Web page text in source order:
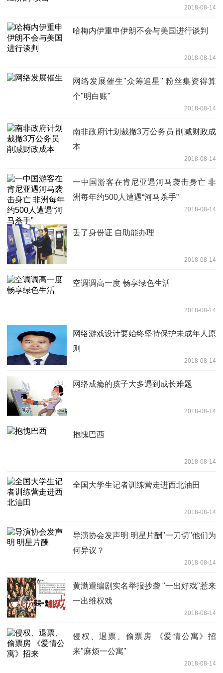
2018-08-14
哈梅内伊重申伊朗不会与美国进行谈判
2018-08-14
网络发展催生"众筹追星" 粉丝集资得算
个"明白账"
2018-08-14
南非政府计划裁撤3万公务员 削减财政成
本
2018-08-14
一中国游客在肯尼亚遇河马袭击身亡 非
洲每年约500人遭遇“河马杀手”
2018-08-14
丢了身份证 自助能办理
2018-08-14
空调调高一度 畅享绿色生活
2018-08-14
网络游戏设计要始终坚持保护未成年人原
则
2018-08-14
网络成瘾的孩子大多遇到成长难题
2018-08-14
抱愧巴西
2018-08-14
全国大学生记者训练营走进西北油田
2018-08-14
导演协会发声明 明星片酬"一刀切"他们为
何异议？
2018-08-14
黄渤遭编剧实名举报抄袭 "一出好戏"惹来
一出维权戏
2018-08-14
侵权、退票、偷票房 《爱情公寓》招
来"麻烦一公寓"
2018-08-14